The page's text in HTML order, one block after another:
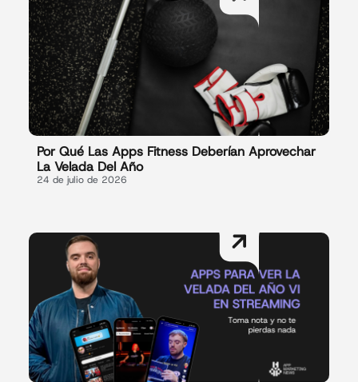
Por Qué Las Apps Fitness Deberían Aprovechar
La Velada Del Año
24 de julio de 2026